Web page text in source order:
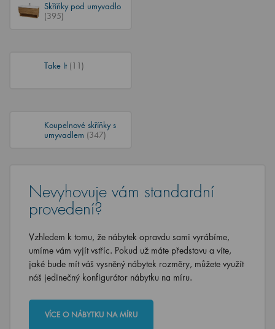
Skříňky pod umyvadlo
(395)
Take It (11)
Koupelnové skříňky s
umyvadlem (347)
Nevyhovuje vám standardní
provedení?
Vzhledem k tomu, že nábytek opravdu sami vyrábíme,
umíme vám vyjít vstříc. Pokud už máte představu a víte,
jaké bude mít váš vysněný nábytek rozměry, můžete využít
náš jedinečný konfigurátor nábytku na míru.
VÍCE O NÁBYTKU NA MÍRU